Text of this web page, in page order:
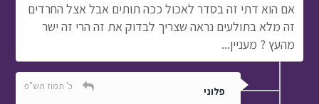
אם הוא דתי זה בסדר לאכול ככה תותים אבל אצל החרדים
זה מלא בתולעים נראה שצריך לבדוק את זה הרי זה ישר
מהעץ ? מעניין...
פלוני כ' תמוז תש"פ